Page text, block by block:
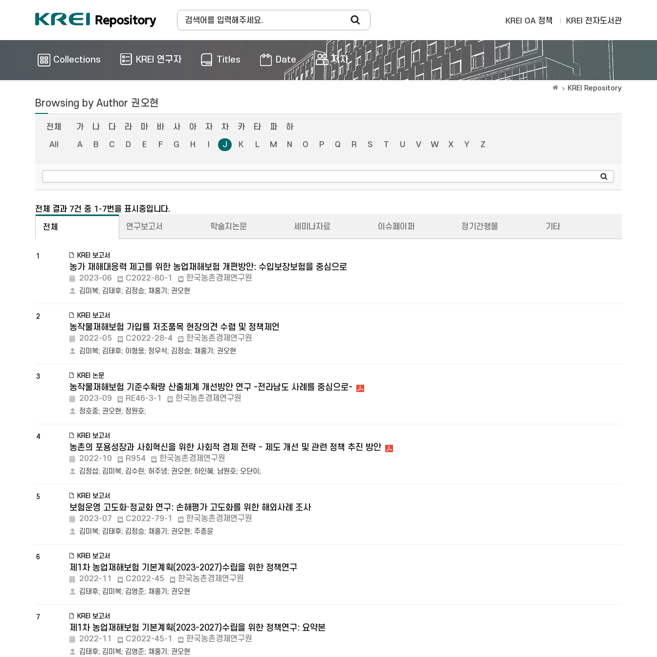
KREI OA 정책 KREI 전자도서관
Collections KREI 연구자 Titles Date 저자
KREI Repository
Browsing by Author 권오현
전체 가 나 다 라 마 바 사 아 자 차 카 타 파
하
All
A B C D E F G H J K L M N O P Q R S T U V W X Y Z
전체 결과 7건 중 1-7번을 표시중입니다.
전체 연구보고서 학술지논문 세미나자료 이슈페이퍼 정기간행물 기타
1 KREI 보고서
농가 재해대응력 제고를 위한 농업재해보험 개편방안: 수입보장보험을 중심으로
2023-06 C2022-80-1 한국농촌경제연구원
김미복; 김태후; 김정승; 채홍기 ; 권오현
2 KREI 보고서
농작물재해보험 가입률 저조품목 현장의견 수렴 및 정책제언
2022-05 C2022-28-4 한국농촌경제연구원
김미복; 김태후; 이형용; 정우석; 김정승; 채홍기 ; 권오현
3 KREI 논문
농작물재해보험 기준수확량 산출체계 개선방안 연구 -전라남도 사례를 중심으로-
2023-09 RE46-3-1 한국농촌경제연구원
정호중; 권오현; 정원호;
4 KREI 보고서
농촌의 포용성장과 사회혁신을 위한 사회적 경제 전략 - 제도 개선 및 관련 정책 추진 방안
2022-10 R954 한국농촌경제연구원
김정섭; 김미복; 김수린; 허주녕; 권오현; 하인혜 ; 남원호; 오단이 ;
5 KREI 보고서
보험운영 고도화·정교화 연구: 손해평가 고도화를 위한 해외사례 조사
2023-07 C2022-79-1 한국농촌경제연구원
김미복; 김태후; 김정승; 채홍기 ; 권오현; 주종윤
6 KREI 보고서
제1차 농업재해보험 기본계획(2023-2027)수립을 위한 정책연구
2022-11 C2022-45 한국농촌경제연구원
김태후; 김미복; 김영준; 채홍기 ; 권오현
7 KREI 보고서
제1차 농업재해보험 기본계획(2023-2027)수립을 위한 정책연구: 요약본
2022-11 C2022-45-1 한국농촌경제연구원
김태후; 김미복; 김영준; 채홍기 ; 권오현